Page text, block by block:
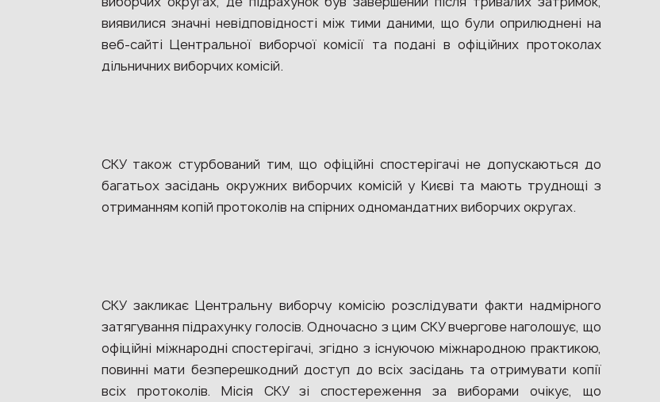
виявилися значні невідповідності між тими даними, що були оприлюднені на
веб-сайті Центральної виборчої комісії та подані в офіційних протоколах
дільничних виборчих комісій.
СКУ також стурбований тим, що офіційні спостерігачі не допускаються до
багатьох засідань окружних виборчих комісій у Києві та мають труднощі з
отриманням копій протоколів на спірних одномандатних виборчих округах.
СКУ закликає Центральну виборчу комісію розслідувати факти надмірного
затягування підрахунку голосів. Одночасно з цим СКУ вчергове наголошує, що
офіційні міжнародні спостерігачі, згідно з існуючою міжнародною практикою,
повинні мати безперешкодний доступ до всіх засідань та отримувати копії
всіх протоколів. Місія СКУ зі спостереження за виборами очікує, що